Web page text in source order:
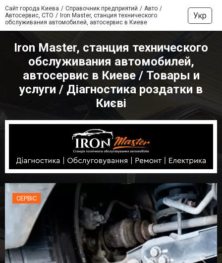
Сайт города Киева Справочник предприятий
Авто
Автосервис, СТО
Iron Master, станция технического
обслуживания автомобилей, автосервис в Киеве
Укр
Iron Master, станция технического
обслуживания автомобилей,
автосервис в Киеве / Товары и
услуги / Діагностика роздатки в
Києві
СЕРВІС